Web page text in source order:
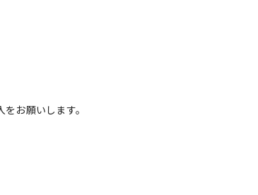
お願いします。